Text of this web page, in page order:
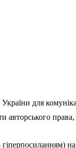
України для